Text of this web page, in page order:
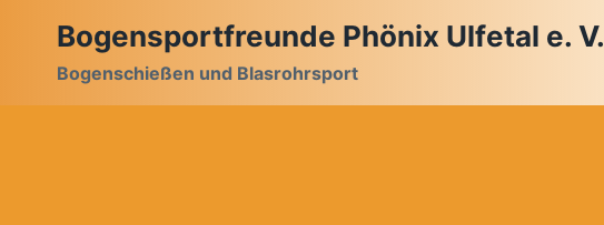
springen
Bogensportfreunde Phönix Ulfetal e. V.
Bogenschießen und Blasrohrsport